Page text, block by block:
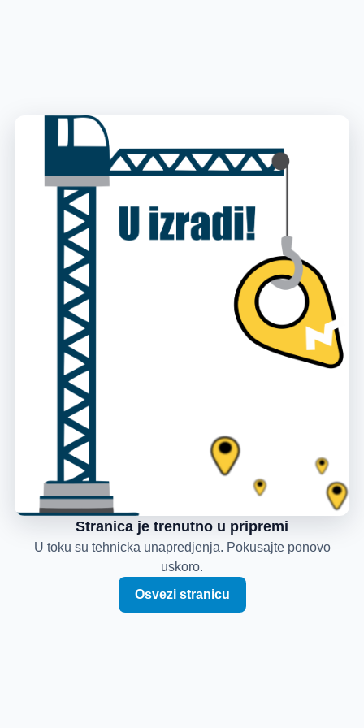
Stranica je trenutno u pripremi
U toku su tehnicka unapredjenja. Pokusajte ponovo
uskoro.
Osvezi stranicu